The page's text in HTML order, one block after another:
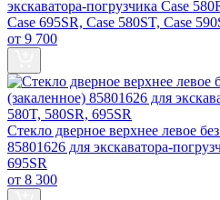
экскаватора-погрузчика Case
Case 695SR, Case 580ST, Case
от 9 700
Стекло дверное верхнее левое
85801626 для экскаватора-
695SR
от 8 300